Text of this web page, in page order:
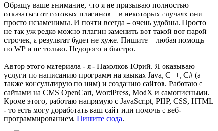
Обращу ваше внимание, что я не призываю полностью
отказаться от готовых плагинов – в некоторых случаях они
просто незаменимы. И почти всегда – очень удобны. Просто
не так уж редко можно плагин заменить вот такой вот парой
строчек, а результат будет не хуже. Пишите – любая помощь
по WP и не только. Недорого и быстро.
Автор этого материала - я - Пахолков Юрий. Я оказываю
услуги по написанию программ на языках Java, C++, C# (а
также консультирую по ним) и созданию сайтов. Работаю с
сайтами на CMS OpenCart, WordPress, ModX и самописными.
Кроме этого, работаю напрямую с JavaScript, PHP, CSS, HTML
- то есть могу доработать ваш сайт или помочь с веб-
программированием. Пишите сюда.